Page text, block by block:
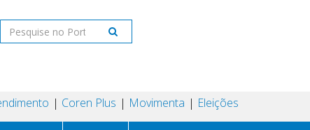
Coren Plus Movimenta Eleições